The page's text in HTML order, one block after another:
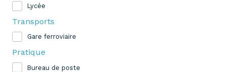
Lycée
Transports
Gare ferroviaire
Pratique
Bureau de poste